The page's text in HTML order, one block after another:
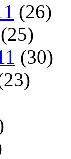
(26)
(25)
(30)